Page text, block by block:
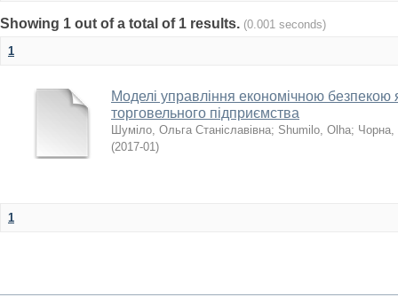
Showing 1 out of a total of 1 results. (0.001 seconds)
1
Моделі управління економічною безпекою
торговельного підприємства
Шуміло, Ольга Станіславівна; Shumilo, Olha; Чорна,
(2017-01)
1